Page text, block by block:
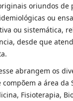
oriundos de
ou
ou sistemática,
desde que
abrangem os
a área da
Fisioterapia,